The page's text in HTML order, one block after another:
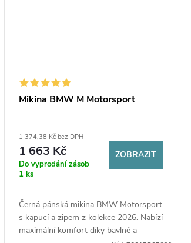
Mikina BMW M Motorsport
1 374,38 Kč bez DPH
1 663 Kč
Do vyprodání zásob
1 ks
ZOBRAZIT
Černá pánská mikina BMW Motorsport
s kapucí a zipem z kolekce 2026. Nabízí
maximální komfort díky bavlně a